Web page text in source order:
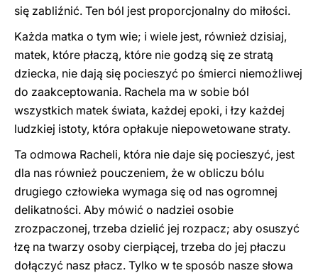
się zabliźnić. Ten ból jest proporcjonalny do miłości.
Każda matka o tym wie; i wiele jest, również dzisiaj,
matek, które płaczą, które nie godzą się ze stratą
dziecka, nie dają się pocieszyć po śmierci niemożliwej
do zaakceptowania. Rachela ma w sobie ból
wszystkich matek świata, każdej epoki, i łzy każdej
ludzkiej istoty, która opłakuje niepowetowane straty.
Ta odmowa Racheli, która nie daje się pocieszyć, jest
dla nas również pouczeniem, że w obliczu bólu
drugiego człowieka wymaga się od nas ogromnej
delikatności. Aby mówić o nadziei osobie
zrozpaczonej, trzeba dzielić jej rozpacz; aby osuszyć
łzę na twarzy osoby cierpiącej, trzeba do jej płaczu
dołączyć nasz płacz. Tylko w te sposób nasze słowa